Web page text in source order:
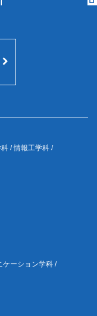
/ 情報工学科 /
ケーション学科 /